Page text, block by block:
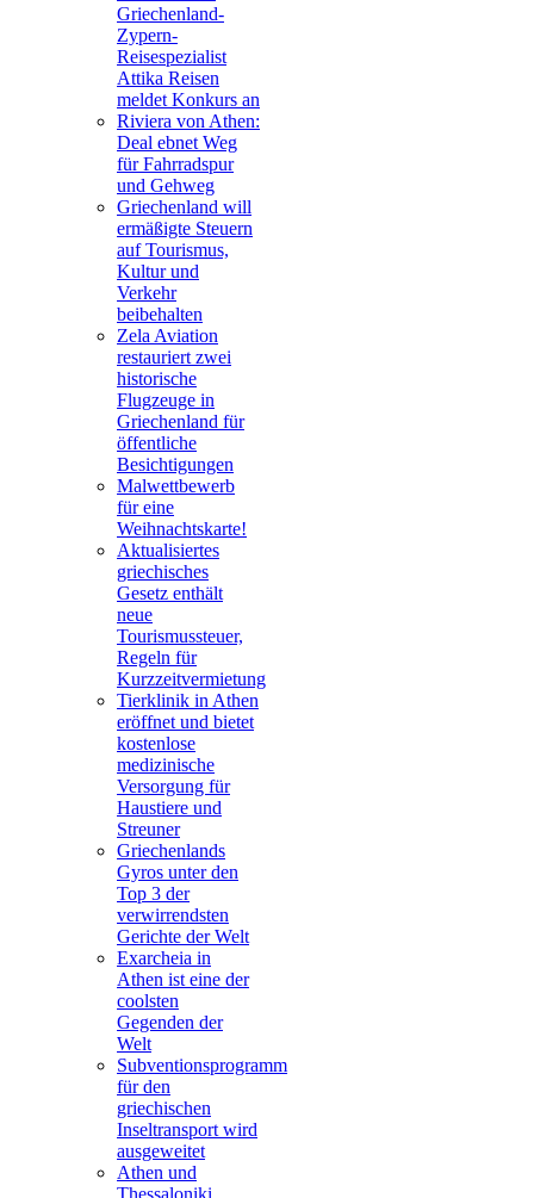
Griechenland-
Zypern-
Reisespezialist
Attika Reisen
meldet Konkurs an
Riviera von Athen:
Deal ebnet Weg
für Fahrradspur
und Gehweg
Griechenland will
ermäßigte Steuern
auf Tourismus,
Kultur und
Verkehr
beibehalten
Zela Aviation
restauriert zwei
historische
Flugzeuge in
Griechenland für
öffentliche
Besichtigungen
Malwettbewerb
für eine
Weihnachtskarte!
Aktualisiertes
griechisches
Gesetz enthält
neue
Tourismussteuer,
Regeln für
Kurzzeitvermietung
Tierklinik in Athen
eröffnet und bietet
kostenlose
medizinische
Versorgung für
Haustiere und
Streuner
Griechenlands
Gyros unter den
Top 3 der
verwirrendsten
Gerichte der Welt
Exarcheia in
Athen ist eine der
coolsten
Gegenden der
Welt
Subventionsprogramm
für den
griechischen
Inseltransport wird
ausgeweitet
Athen und
Thessaloniki